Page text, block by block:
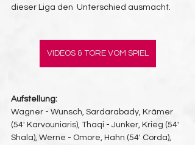
dieser Liga den  Unterschied ausmacht.
VIDEOS & TORE VOM SPIEL
Aufstellung:
Wagner - Wunsch, Sardarabady, Krämer
(54' Karvouniaris), Thaqi - Junker, Krieg (54'
Shala), Werne - Omore, Hahn (54' Corda),